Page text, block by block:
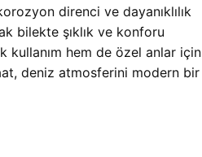
direnci ve dayanıklılık
bilekte şıklık ve konforu
kullanım hem de özel anlar için
deniz atmosferini modern bir